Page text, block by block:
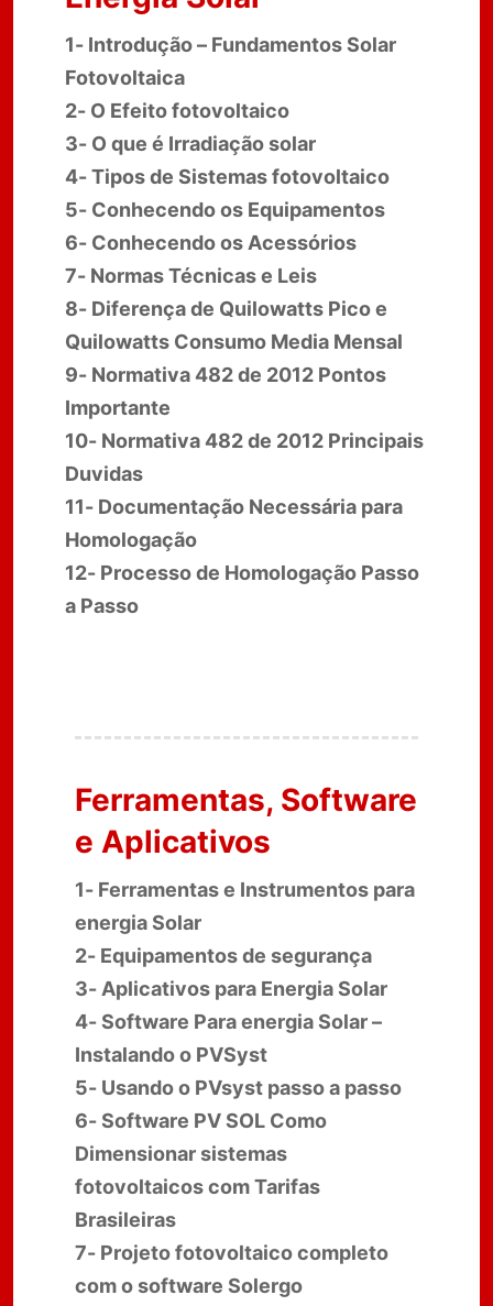
1- Introdução – Fundamentos Solar
Fotovoltaica
2- O Efeito fotovoltaico
3- O que é Irradiação solar
4- Tipos de Sistemas fotovoltaico
5- Conhecendo os Equipamentos
6- Conhecendo os Acessórios
7- Normas Técnicas e Leis
8- Diferença de Quilowatts Pico e
Quilowatts Consumo Media Mensal
9- Normativa 482 de 2012 Pontos
Importante
10- Normativa 482 de 2012 Principais
Duvidas
11- Documentação Necessária para
Homologação
12- Processo de Homologação Passo
a Passo
Ferramentas, Software
e Aplicativos
1- Ferramentas e Instrumentos para
energia Solar
2- Equipamentos de segurança
3- Aplicativos para Energia Solar
4- Software Para energia Solar –
Instalando o PVSyst
5- Usando o PVsyst passo a passo
6- Software PV SOL Como
Dimensionar sistemas
fotovoltaicos com Tarifas
Brasileiras
7- Projeto fotovoltaico completo
com o software Solergo